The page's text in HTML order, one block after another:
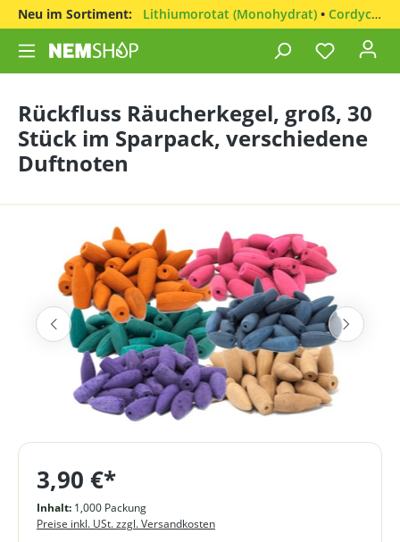
Neu im Sortiment: Lithiumorotat (Monohydrat) • Cordyceps sinensis
Rückfluss Räucherkegel, groß, 30
Stück im Sparpack, verschiedene
Duftnoten
Bildergalerie überspringen
3,90 €*
Inhalt: 1,000 Packung
Preise inkl. USt. zzgl. Versandkosten